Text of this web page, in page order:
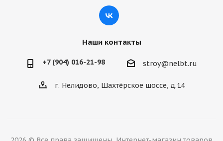
Наши контакты
+7 (904) 016-21-98 stroy@nelbt.ru
г. Нелидово, Шахтёрское шоссе, д.14